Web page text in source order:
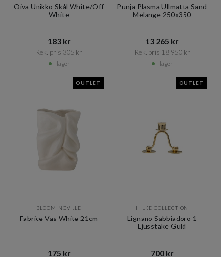
Oiva Unikko Skål White/Off
White
183 kr​​
Rek. pris 305 kr​​
I lager
Punja Plasma Ullmatta Sand
Melange 250x350
13 265 kr​​
Rek. pris 18 950 kr​​
I lager
OUTLET
BLOOMINGVILLE
Fabrice Vas White 21cm
175 kr​​
OUTLET
HILKE COLLECTION
Lignano Sabbiadoro 1
Ljusstake Guld
700 kr​​